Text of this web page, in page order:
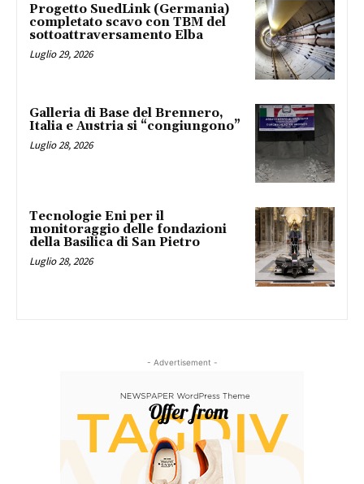
Progetto SuedLink (Germania)
completato scavo con TBM del
sottoattraversamento Elba
Luglio 29, 2026
Galleria di Base del Brennero,
Italia e Austria si “congiungono”
Luglio 28, 2026
Tecnologie Eni per il
monitoraggio delle fondazioni
della Basilica di San Pietro
Luglio 28, 2026
- Advertisement -